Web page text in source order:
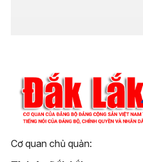
Cơ quan chủ quản: